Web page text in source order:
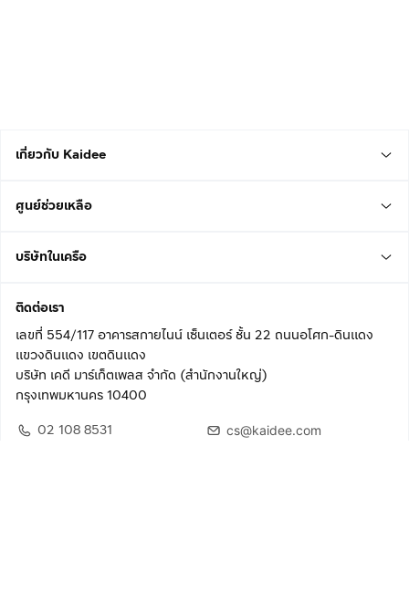
เกี่ยวกับ Kaidee
ศูนย์ช่วยเหลือ
บริษัทในเครือ
ติดต่อเรา
เลขที่ 554/117 อาคารสกายไนน์ เซ็นเตอร์ ชั้น 22 ถนนอโศก-ดินแดง
แขวงดินแดง เขตดินแดง
บริษัท เคดี มาร์เก็ตเพลส จำกัด (สำนักงานใหญ่)
กรุงเทพมหานคร 10400
02 108 8531
cs@kaidee.com